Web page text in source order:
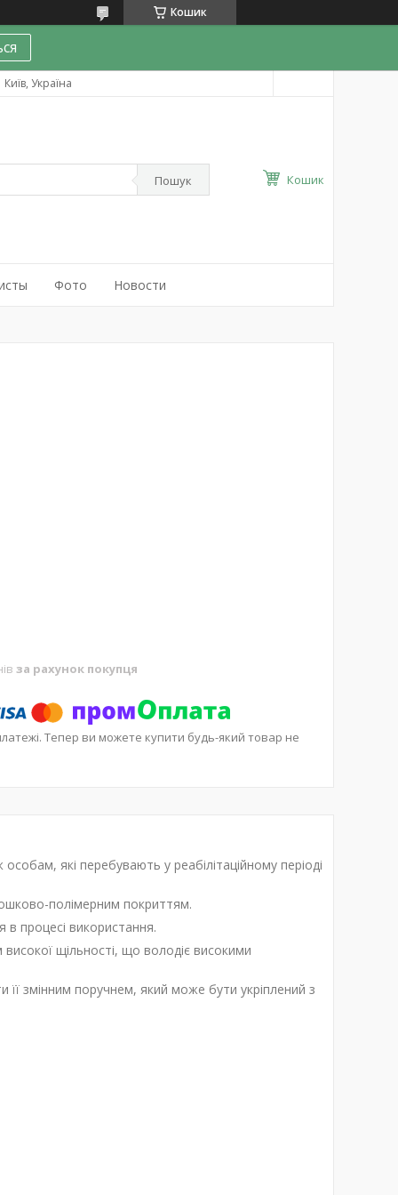
Кошик
Київ, Україна
Пошук Кошик
Фото Новости
за рахунок покупця
Тепер ви можете купити будь-який товар не
які перебувають у реабілітаційному періоді
полімерним покриттям.
в процесі використання.
щільності, що володіє високими
її змінним поручнем, який може бути укріплений з